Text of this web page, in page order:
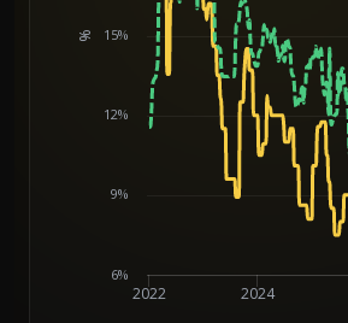
%
2022 2024
6%
9%
12%
15%